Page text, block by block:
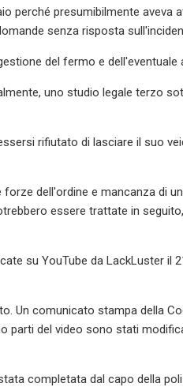
perché presumibilmente aveva
senza risposta
del fermo e dell'eventuale
uno studio legale terzo
rifiutato di lasciare il suo
dell'ordine e mancanza di
essere trattate in
su YouTube da LackLuster il
Un comunicato stampa della
parti del video sono stati
completata dal capo della